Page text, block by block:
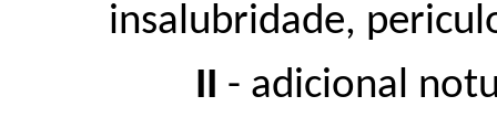
insalubridade,
II - adicional